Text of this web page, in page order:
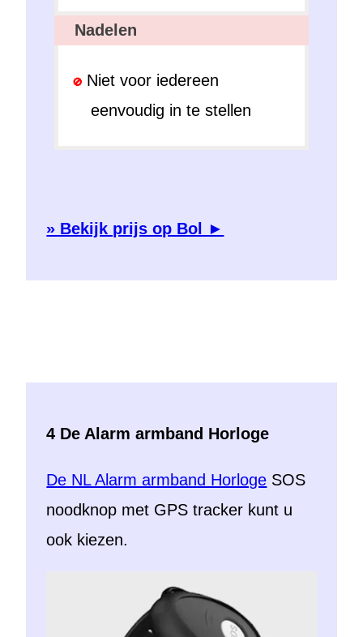
Nadelen
Niet voor iedereen
eenvoudig in te stellen
» Bekijk prijs op Bol ►
4 De Alarm armband Horloge
De NL Alarm armband Horloge SOS
noodknop met GPS tracker kunt u
ook kiezen.